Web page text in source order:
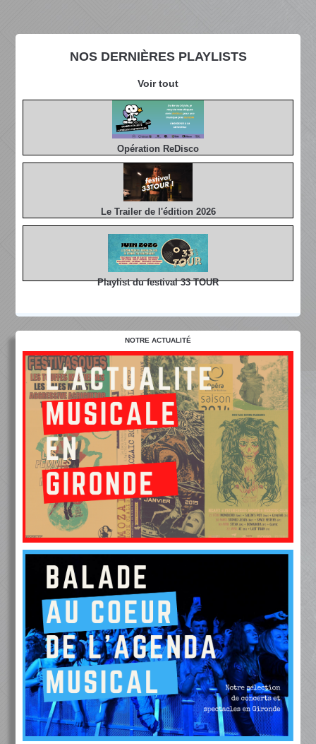
NOS DERNIÈRES PLAYLISTS
Voir tout
Opération ReDisco
Le Trailer de l'édition 2026
Playlist du festival 33 TOUR
NOTRE ACTUALITÉ